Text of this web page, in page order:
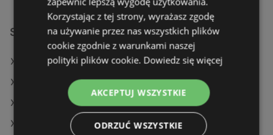
Sklepy Rossmann w:
Rossmann w Lipsko
Rossmann w Brzesko
Rossmann w Łapy
Rossmann w Zblewo
Korzystając z tej strony, wyrażasz zgodę
na używanie przez nas wszystkich plików
cookie zgodnie z warunkami naszej
polityki plików cookie. Dowiedz się więcej
AKCEPTUJ WSZYSTKIE
ODRZUĆ WSZYSTKIE